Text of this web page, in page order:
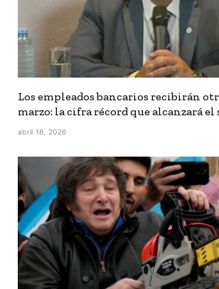
Los empleados bancarios recibirán
marzo: la cifra récord que alcanzará
abril 18, 2026